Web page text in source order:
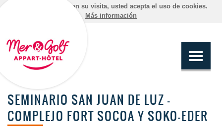
Al continuar con su visita, usted acepta el uso de cookies.
Más información
SEMINARIO SAN JUAN DE LUZ -
COMPLEJO FORT SOCOA Y SOKO-EDER